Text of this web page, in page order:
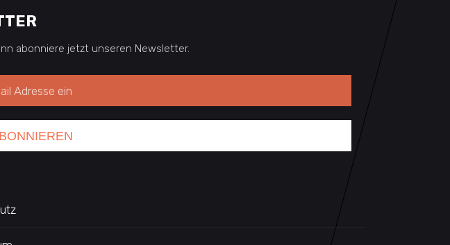
abonniere jetzt unseren Newsletter.